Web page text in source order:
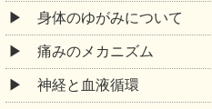
身体のゆがみについて
痛みのメカニズム
神経と血液循環